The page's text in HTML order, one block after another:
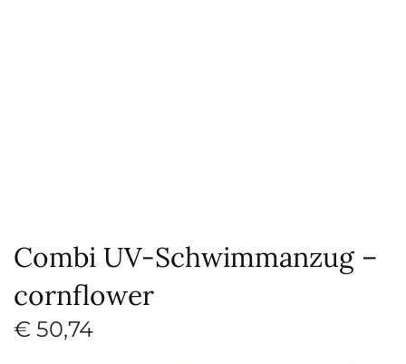
Combi UV-Schwimmanzug –
cornflower
€ 50,74